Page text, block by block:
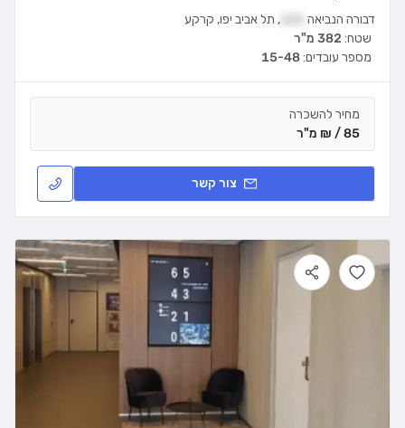
דבורה הנביאה , תל אביב יפו, קרקע
שטח: 382 מ"ר
מספר עובדים:15-48
מחיר להשכרה
85 / ₪ מ"ר
צור קשר